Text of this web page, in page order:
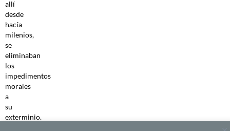
allí
desde
hacía
milenios,
se
eliminaban
los
impedimentos
morales
a
su
exterminio.